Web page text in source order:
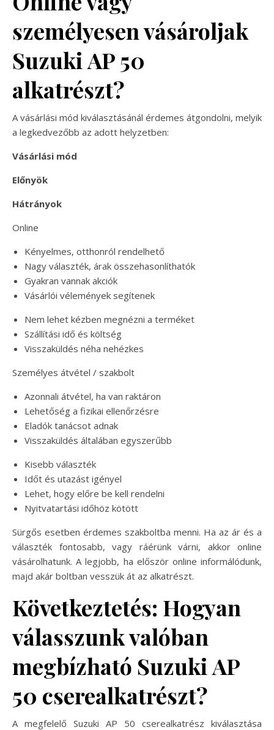
személyesen vásároljak
Suzuki AP 50
alkatrészt?
A vásárlási mód kiválasztásánál érdemes átgondolni, melyik
a legkedvezőbb az adott helyzetben:
Vásárlási mód
Előnyök
Hátrányok
Online
Kényelmes, otthonról rendelhető
Nagy választék, árak összehasonlíthatók
Gyakran vannak akciók
Vásárlói vélemények segítenek
Nem lehet kézben megnézni a terméket
Szállítási idő és költség
Visszaküldés néha nehézkes
Személyes átvétel / szakbolt
Azonnali átvétel, ha van raktáron
Lehetőség a fizikai ellenőrzésre
Eladók tanácsot adnak
Visszaküldés általában egyszerűbb
Kisebb választék
Időt és utazást igényel
Lehet, hogy előre be kell rendelni
Nyitvatartási időhöz kötött
Sürgős esetben érdemes szakboltba menni. Ha az ár és a
választék fontosabb, vagy ráérünk várni, akkor online
vásárolhatunk. A legjobb, ha először online informálódunk,
majd akár boltban vesszük át az alkatrészt.
Következtetés: Hogyan
válasszunk valóban
megbízható Suzuki AP
50 cserealkatrészt?
A megfelelő Suzuki AP 50 cserealkatrész kiválasztása